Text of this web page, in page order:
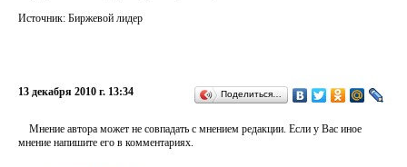
Источник: Биржевой лидер
13 декабря 2010 г. 13:34 Поделиться…
Мнение автора может не совпадать с мнением редакции. Если у Вас иное
мнение напишите его в комментариях.